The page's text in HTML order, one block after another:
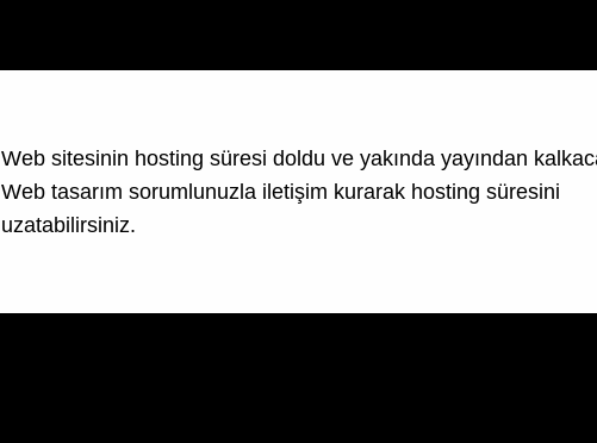
Web sitesinin hosting süresi doldu ve yakında yayından
Web tasarım sorumlunuzla iletişim kurarak hosting süresini
uzatabilirsiniz.